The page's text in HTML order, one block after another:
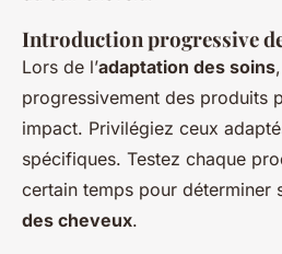
Introduction progressive
Lors de l’adaptation des soins
progressivement des produits
impact. Privilégiez ceux
spécifiques. Testez chaque
certain temps pour déterminer
des cheveux.